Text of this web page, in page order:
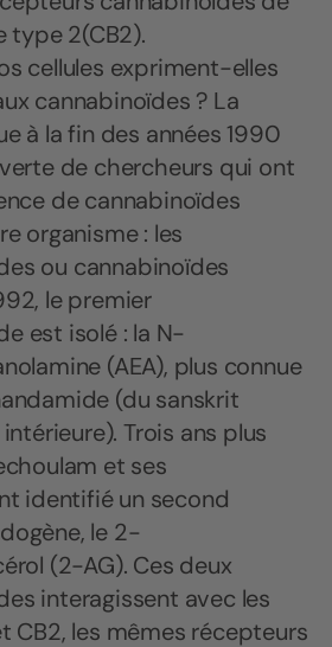
type 2(CB2).
cellules expriment-elles
cannabinoïdes ? La
à la fin des années 1990
de chercheurs qui ont
de cannabinoïdes
organisme : les
ou cannabinoïdes
le premier
est isolé : la N-
(AEA), plus connue
(du sanskrit
Trois ans plus
et ses
identifié un second
le 2-
(2-AG). Ces deux
interagissent avec les
CB2, les mêmes récepteurs